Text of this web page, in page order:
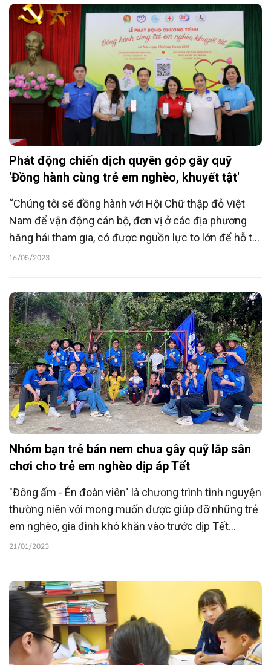
Phát động chiến dịch quyên góp gây quỹ
'Đồng hành cùng trẻ em nghèo, khuyết tật'
“Chúng tôi sẽ đồng hành với Hội Chữ thập đỏ Việt
Nam để vận động cán bộ, đơn vị ở các địa phương
hăng hái tham gia, có được nguồn lực to lớn để hỗ trợ
trẻ em nghèo, khuyết tật, giúp trẻ em được sống
em Việt Nam Nguyễn Thị Thanh Hòa khẳng định.
16/05/2023
Nhóm bạn trẻ bán nem chua gây quỹ lắp sân
chơi cho trẻ em nghèo dịp áp Tết
"Đông ấm - Én đoàn viên" là chương trình tình nguyện
thường niên với mong muốn được giúp đỡ những trẻ
em nghèo, gia đình khó khăn vào trước dịp Tết
nguyên đán của các bạn trẻ thuộc Ban Liên lạc sinh
21/01/2023